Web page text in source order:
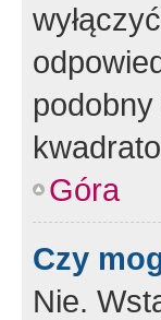
Góra
Czy
Nie.